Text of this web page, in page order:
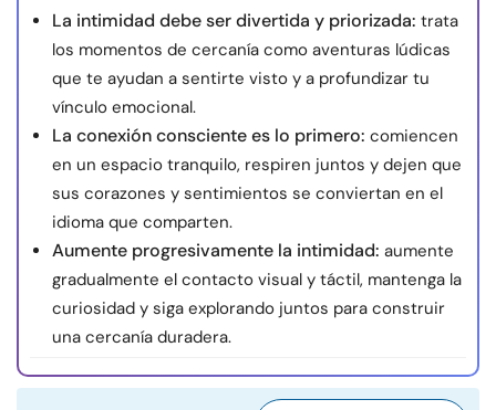
Comunidad
Encuentra un terapeuta
Idioma ES
Sobre nosotros Contáctanos Escríbenos
Publicidad con
© Copyright 2026. Todos los derechos reservados.
La intimidad debe ser divertida y priorizada: trata
los momentos de cercanía como aventuras lúdicas
que te ayudan a sentirte visto y a profundizar tu
vínculo emocional.
La conexión consciente es lo primero: comiencen
en un espacio tranquilo, respiren juntos y dejen que
sus corazones y sentimientos se conviertan en el
idioma que comparten.
Aumente progresivamente la intimidad: aumente
gradualmente el contacto visual y táctil, mantenga la
curiosidad y siga explorando juntos para construir
una cercanía duradera.